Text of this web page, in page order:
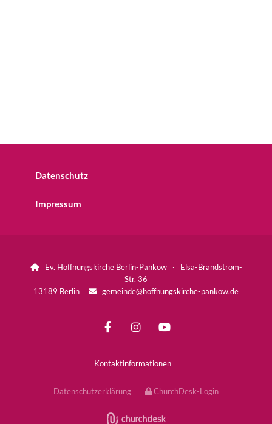
Datenschutz
Impressum
Ev. Hoffnungskirche Berlin-Pankow · Elsa-Brändström-
Str. 36
13189 Berlin
 gemeinde@hoffnungskirche-pankow.de
Kontaktinformationen
Datenschutzerklärung ChurchDesk-Login